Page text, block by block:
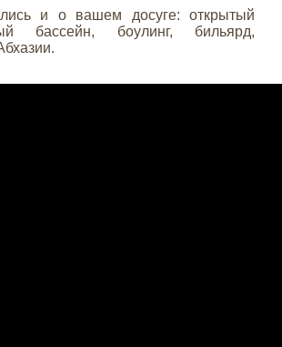
и о вашем досуге: открытый
бассейн, боулинг, бильярд,